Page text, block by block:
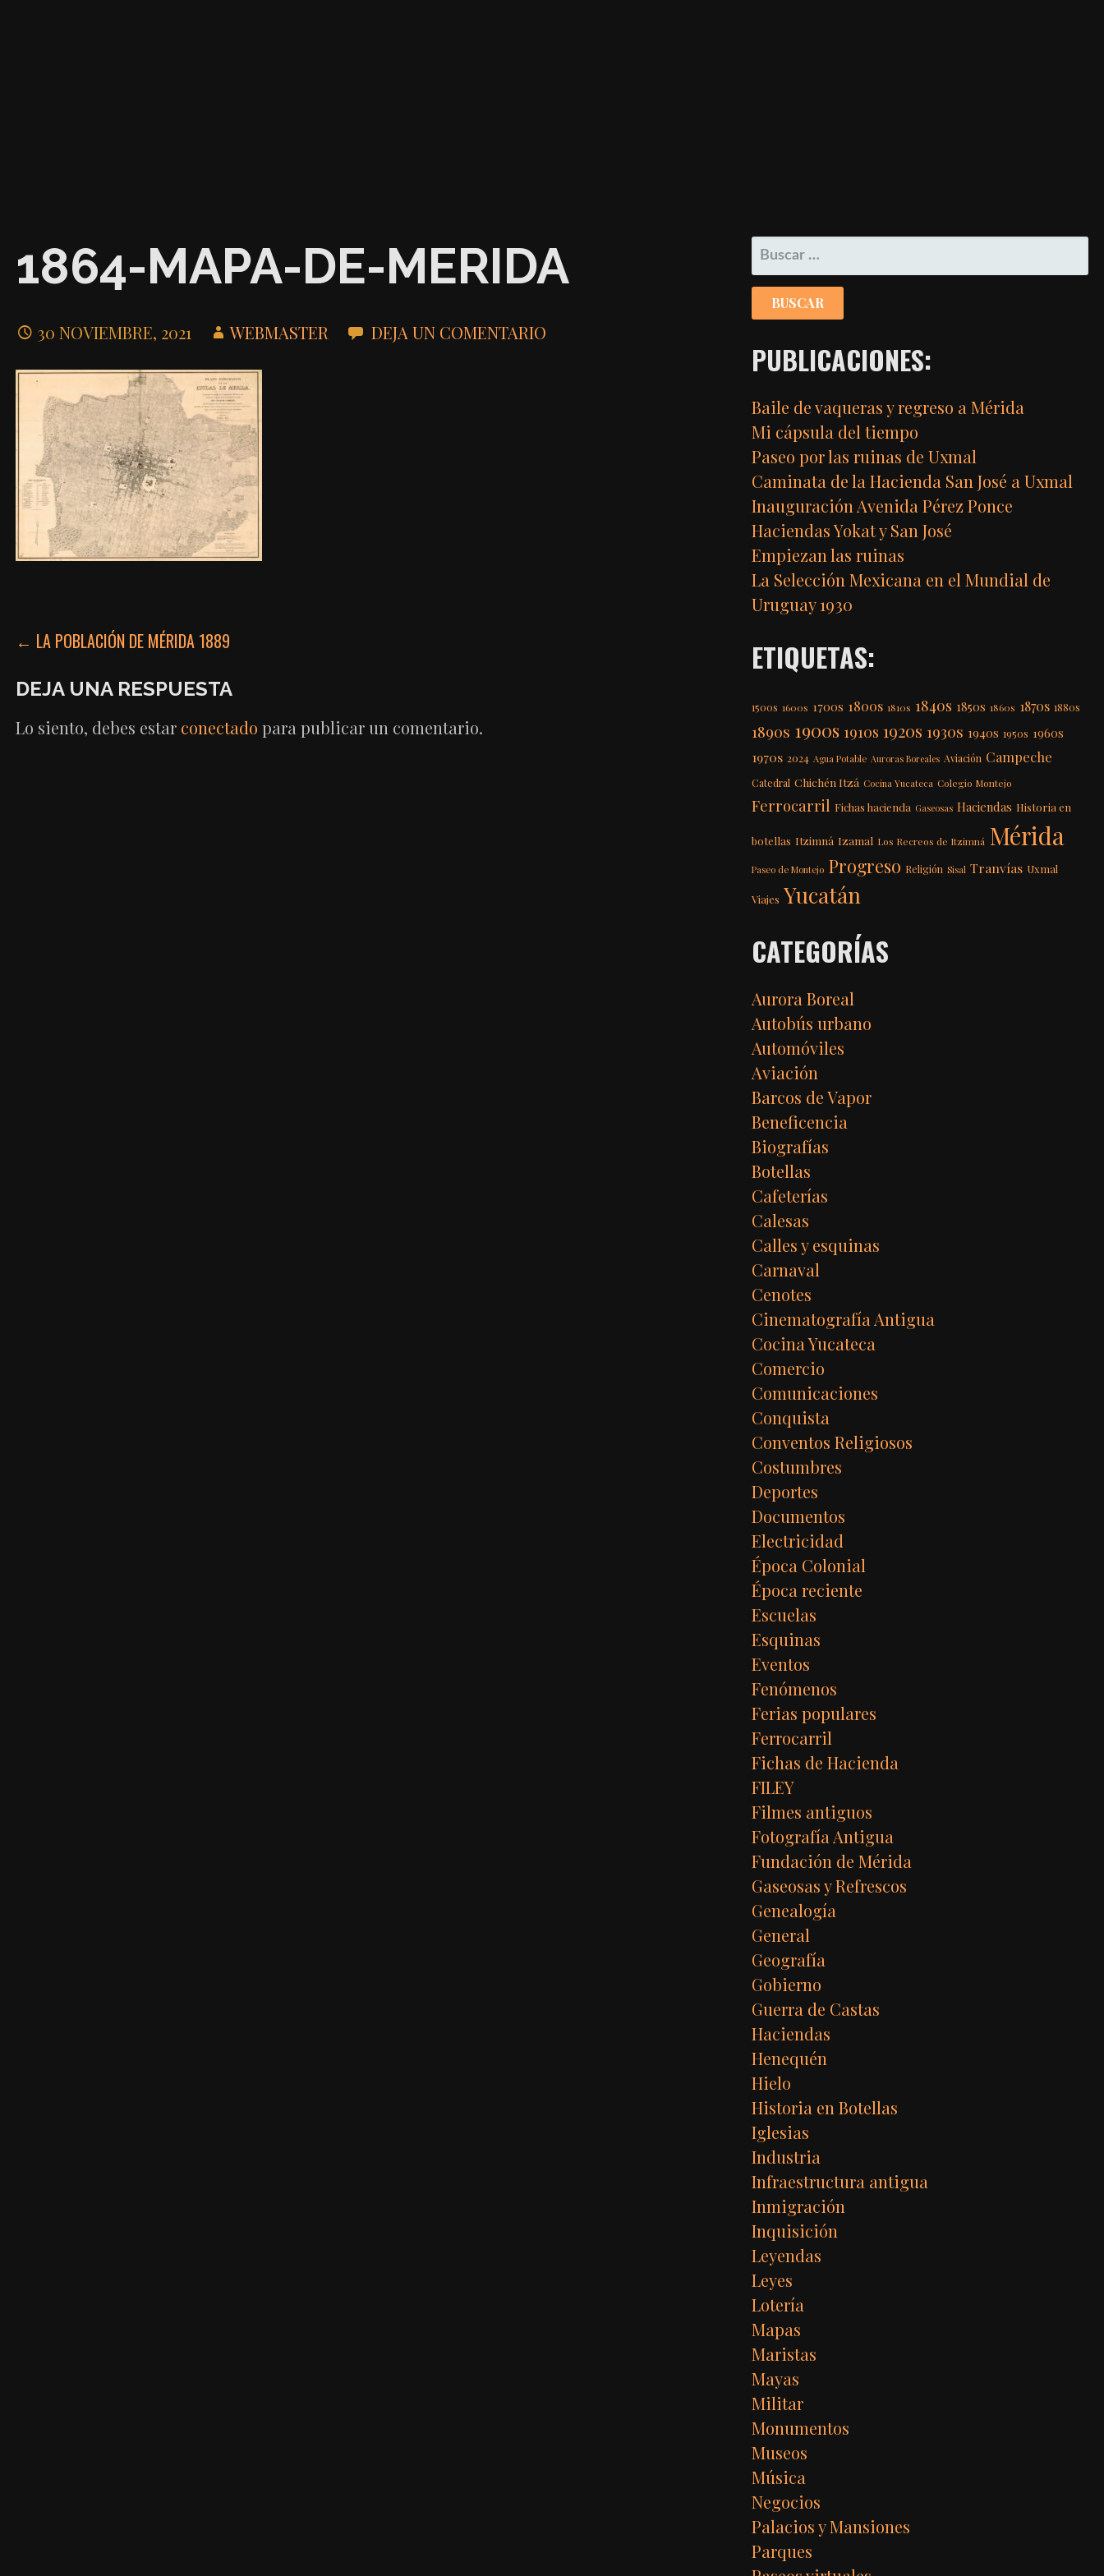
1864-MAPA-DE-MERIDA
30 NOVIEMBRE, 2021 WEBMASTER DEJA UN COMENTARIO
NAVEGACIÓN
DE
ENTRADAS
← LA POBLACIÓN DE MÉRIDA 1889
DEJA UNA RESPUESTA
Lo siento, debes estar conectado para publicar un comentario.
BUSCAR:
PUBLICACIONES:
Baile de vaqueras y regreso a Mérida
Mi cápsula del tiempo
Paseo por las ruinas de Uxmal
Caminata de la Hacienda San José a Uxmal
Inauguración Avenida Pérez Ponce
Haciendas Yokat y San José
Empiezan las ruinas
La Selección Mexicana en el Mundial de
Uruguay 1930
ETIQUETAS:
1500s 1600s 1700s 1800s 1810s 1840s 1850s 1860s 1870s 1880s
1890s 1900s 1910s 1920s 1930s 1940s 1950s 1960s
1970s 2024 Agua Potable Auroras Boreales Aviación Campeche
Catedral Chichén Itzá Cocina Yucateca Colegio Montejo
Ferrocarril Fichas hacienda Gaseosas Haciendas Historia en
botellas Itzimná Izamal Los Recreos de Itzimná Mérida
Paseo de Montejo Progreso Religión Sisal Tranvías Uxmal
Viajes Yucatán
CATEGORÍAS
Aurora Boreal
Autobús urbano
Automóviles
Aviación
Barcos de Vapor
Beneficencia
Biografías
Botellas
Cafeterías
Calesas
Calles y esquinas
Carnaval
Cenotes
Cinematografía Antigua
Cocina Yucateca
Comercio
Comunicaciones
Conquista
Conventos Religiosos
Costumbres
Deportes
Documentos
Electricidad
Época Colonial
Época reciente
Escuelas
Esquinas
Eventos
Fenómenos
Ferias populares
Ferrocarril
Fichas de Hacienda
FILEY
Filmes antiguos
Fotografía Antigua
Fundación de Mérida
Gaseosas y Refrescos
Genealogía
General
Geografía
Gobierno
Guerra de Castas
Haciendas
Henequén
Hielo
Historia en Botellas
Iglesias
Industria
Infraestructura antigua
Inmigración
Inquisición
Leyendas
Leyes
Lotería
Mapas
Maristas
Mayas
Militar
Monumentos
Museos
Música
Negocios
Palacios y Mansiones
Parques